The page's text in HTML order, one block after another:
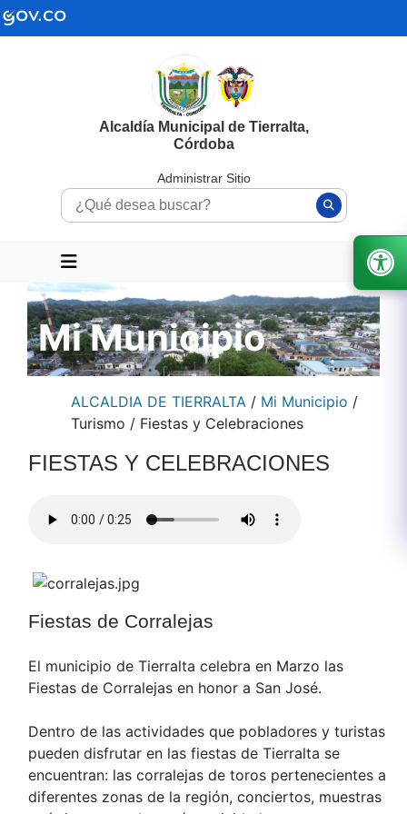
Alcaldía Municipal de Tierralta,
Córdoba
Administrar Sitio
Mi Municipio
ALCALDIA DE TIERRALTA / Mi Municipio /
Turismo / Fiestas y Celebraciones
FIESTAS Y CELEBRACIONES
Fiestas de Corralejas
El municipio de Tierralta celebra en Marzo las
Fiestas de Corralejas en honor a San José.
Dentro de las actividades que pobladores y turistas
pueden disfrutar en las fiestas de Tierralta se
encuentran: las corralejas de toros pertenecientes a
diferentes zonas de la región, conciertos, muestras